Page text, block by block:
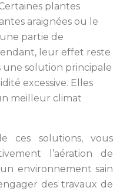
plantes
araignées ou le
partie de
leur effet reste
une solution principale
excessive. Elles
meilleur climat
ces solutions, vous
l’aération de
environnement sain
des travaux de